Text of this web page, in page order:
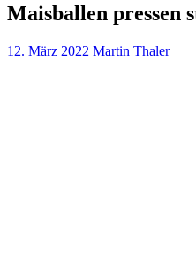
Maisballen pressen
12. März 2022 Martin Thaler